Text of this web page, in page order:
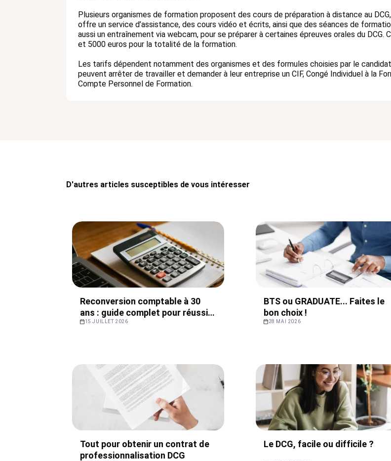
Plusieurs organismes de formation proposent des cours de préparation à distance au
offre un service d’assistance, des cours vidéo et écrits, ainsi que des séances de
aussi un entraînement via webcam, pour se préparer à certaines épreuves orales du
et 5000 euros pour la totalité de la formation.
Les tarifs dépendent notamment des organismes et des formules choisies par le
peuvent arrêter de travailler et demander à leur entreprise un CIF, Congé Individuel à la
Compte Personnel de Formation.
D'autres articles susceptibles de vous intéresser
Reconversion comptable à 30
ans : guide complet pour réussir
sa transition professionnelle
15 JUILLET 2026
BTS ou GRADUATE... Faites le
bon choix !
28 MAI 2026
Tout pour obtenir un contrat de
professionnalisation DCG
Le DCG, facile ou difficile ?